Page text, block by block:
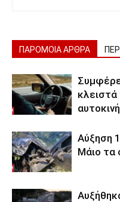
ΠΑΡΟΜΟΙΑ ΑΡΘΡΑ
Αύξηση
Μάιο τα